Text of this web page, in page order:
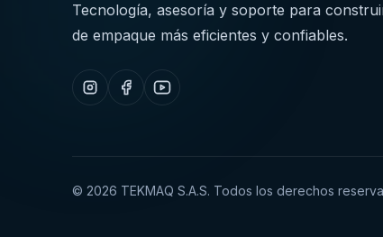
Tecnología, asesoría y soporte para
de empaque más eficientes y confiables.
© 2026 TEKMAQ S.A.S. Todos los derechos